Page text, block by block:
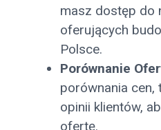
masz dostęp do
oferujących
Polsce.
Porównanie
porównania cen,
opinii klientów,
ofertę.